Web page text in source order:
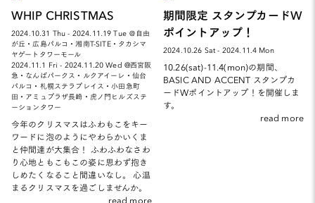
WHIP CHRISTMAS
2024.10.31 Thu - 2024.11.19 Tue ＠自由
が丘・広島パルコ・湘南T-SITE・タカシマ
ヤゲートタワーモール
2024.11.1 Fri - 2024.11.20 Wed @西宮阪
急・なんばパークス・ルクアイーレ・仙台
パルコ・札幌ステラプレイス・小田急町
田・アミュプラザ長崎・虎ノ門ヒルズステ
ーションタワー
今年のクリスマスはふわもこをキー
ワードに泡のようにやわらかいくま
と仲間達が大集合！ ふわふわなさわ
り心地ともこもこの姿に思わず抱き
しめたくなること間違いなし。 心温
まるクリスマスを過ごしませんか。
read more
期間限定 スタンプカードW
ポイントアップ！
2024.10.26 Sat - 2024.11.4 Mon
10.26(sat)-11.4(mon)の期間、
BASIC AND ACCENT スタンプカ
ードWポイントアップ！を開催しま
す。
read more